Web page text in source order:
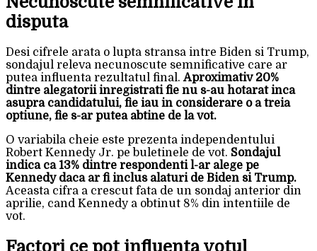
disputa
Desi cifrele arata o lupta stransa intre Biden si Trump,
sondajul releva necunoscute semnificative care ar
putea influenta rezultatul final.Aproximativ 20%
dintre alegatorii inregistrati fie nu s-au hotarat inca
asupra candidatului, fie iau in considerare o a treia
optiune, fie s-ar putea abtine de la vot.
O variabila cheie este prezenta independentului
Robert Kennedy Jr. pe buletinele de vot. Sondajul
indica ca 13% dintre respondenti l-ar alege pe
Kennedy daca ar fi inclus alaturi de Biden si Trump.
Aceasta cifra a crescut fata de un sondaj anterior din
aprilie, cand Kennedy a obtinut 8% din intentiile de
vot.
Factori ce pot influenta votul